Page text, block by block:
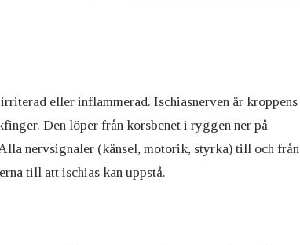
eller inflammerad. Ischiasnerven är kroppens
Den löper från korsbenet i ryggen ner på
nervsignaler (känsel, motorik, styrka) till och från
till att ischias kan uppstå.